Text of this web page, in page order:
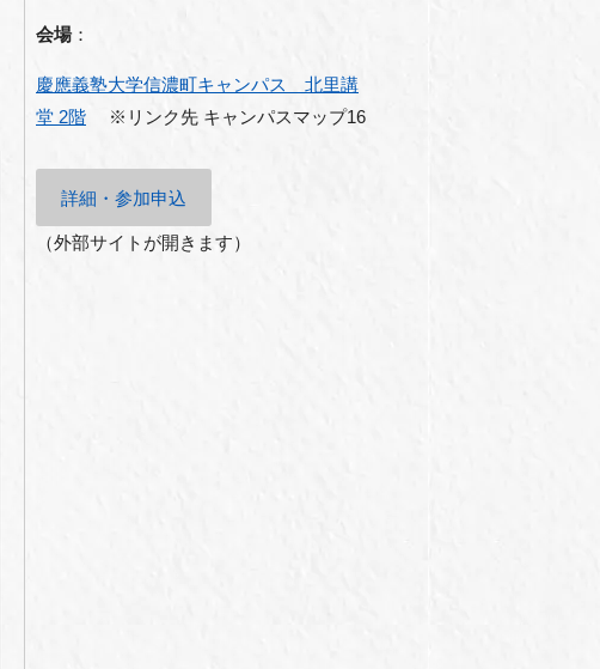
会場：
慶應義塾大学信濃町キャンパス 北里講
堂 2階 ※リンク先 キャンパスマップ16
詳細・参加申込
（外部サイトが開きます）